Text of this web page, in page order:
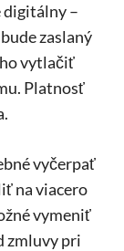
digitálny –
zaslaný
vytlačiť
Platnosť
vyčerpať
na viacero
vymeniť
zmluvy pri